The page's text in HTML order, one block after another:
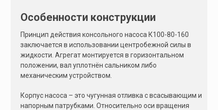
Особенности конструкции
Принцип действия консольного насоса К100-80-160
заключается в использовании центробежной силы в
жидкости. Агрегат монтируется в горизонтальном
положении, вал уплотнён сальником либо
механическим устройством.
Корпус насоса – это чугунная отливка с всасывающим и
напорным патрубками. Относительно оси вращения